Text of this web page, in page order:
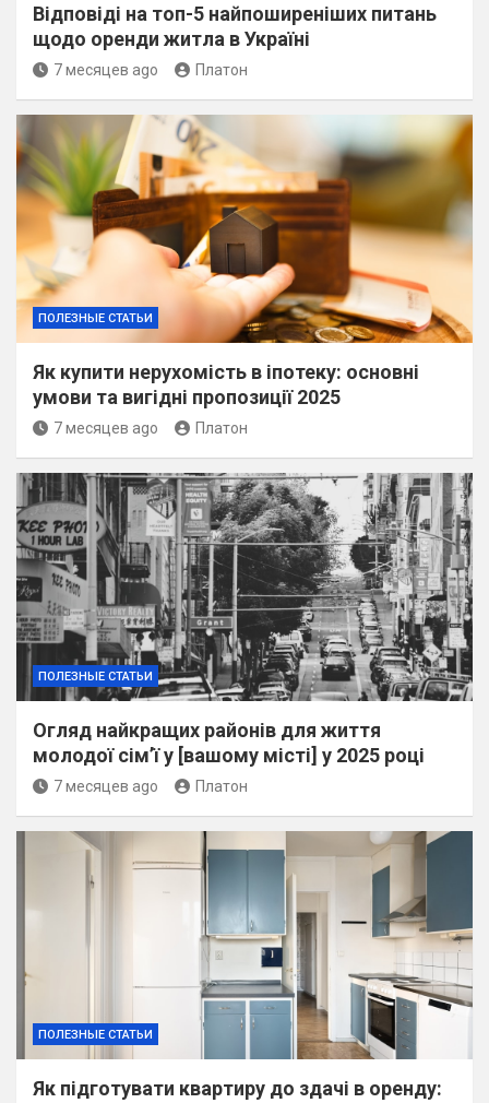
Відповіді на топ-5 найпоширеніших питань
щодо оренди житла в Україні
7 месяцев ago Платон
ПОЛЕЗНЫЕ СТАТЬИ
Як купити нерухомість в іпотеку: основні
умови та вигідні пропозиції 2025
7 месяцев ago Платон
ПОЛЕЗНЫЕ СТАТЬИ
Огляд найкращих районів для життя
молодої сім’ї у [вашому місті] у 2025 році
7 месяцев ago Платон
ПОЛЕЗНЫЕ СТАТЬИ
Як підготувати квартиру до здачі в оренду: